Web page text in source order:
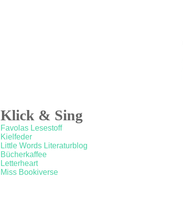
Klick & Sing
Favolas Lesestoff
Kielfeder
Little Words Literaturblog
Bücherkaffee
Letterheart
Miss Bookiverse